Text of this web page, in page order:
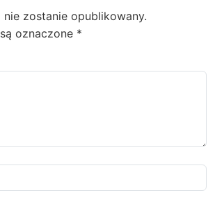
nie zostanie opublikowany.
oznaczone *